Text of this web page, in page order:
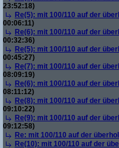
23:52:18)
Re(5): mit 100/110 auf der
00:06:11)
Re(6): mit 100/110 auf der
00:32:36)
Re(5): mit 100/110 auf der
00:45:27)
Re(7): mit 100/110 auf der
08:09:19)
Re(6): mit 100/110 auf der
08:11:12)
Re(8): mit 100/110 auf der
09:10:22)
Re(9): mit 100/110 auf der
09:12:58)
Re: mit 100/110 auf der
Re(10): mit 100/110 auf der